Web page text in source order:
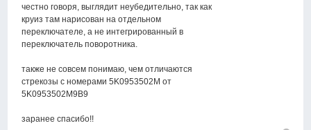
честно говоря, выглядит неубедительно, так как
круиз там нарисован на отдельном
переключателе, а не интегрированный в
переключатель поворотника.
также не совсем понимаю, чем отличаются
стрекозы с номерами 5K0953502M от
5K0953502M9B9
заранее спасибо!!